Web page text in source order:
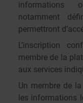
informations
notamment
permettront
L’inscription
membre de la
aux services
Un membre de
les informations